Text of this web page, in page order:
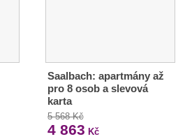
Saalbach: apartmány až
pro 8 osob a slevová
karta
5 568 Kč
4 863 Kč